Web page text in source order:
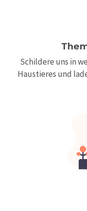
Schildere uns in
Haustieres und